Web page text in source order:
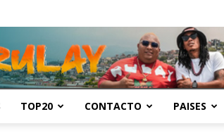
TOP20 CONTACTO PAISES